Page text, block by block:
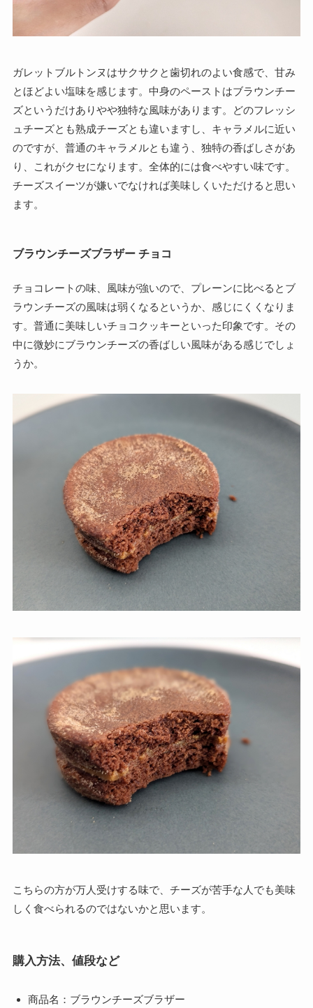
ガレットブルトンヌはサクサクと歯切れのよい食感で、甘み
とほどよい塩味を感じます。中身のペーストはブラウンチー
ズというだけありやや独特な風味があります。どのフレッシ
ュチーズとも熟成チーズとも違いますし、キャラメルに近い
のですが、普通のキャラメルとも違う、独特の香ばしさがあ
り、これがクセになります。全体的には食べやすい味です。
チーズスイーツが嫌いでなければ美味しくいただけると思い
ます。
ブラウンチーズブラザー チョコ
チョコレートの味、風味が強いので、プレーンに比べるとブ
ラウンチーズの風味は弱くなるというか、感じにくくなりま
す。普通に美味しいチョコクッキーといった印象です。その
中に微妙にブラウンチーズの香ばしい風味がある感じでしょ
うか。
こちらの方が万人受けする味で、チーズが苦手な人でも美味
しく食べられるのではないかと思います。
購入方法、値段など
商品名：ブラウンチーズブラザー